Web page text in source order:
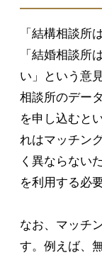
「結構相談所
「結婚相談所
い」という意
相談所のデー
を申し込むと
れはマッチン
く異ならない
を利用する必
なお、マッチ
す。例えば、